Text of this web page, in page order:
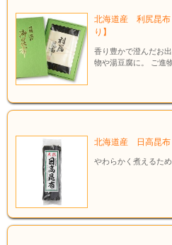
北海道産 利尻昆
り】
香り豊かで澄んだお
物や湯豆腐に。 ご進
北海道産 日高昆
やわらかく煮えるた